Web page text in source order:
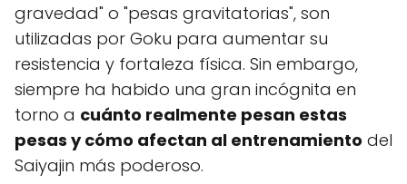
gravedad" o "pesas gravitatorias", son
utilizadas por Goku para aumentar su
resistencia y fortaleza física. Sin embargo,
siempre ha habido una gran incógnita en
torno a cuánto realmente pesan estas
pesas y cómo afectan al entrenamiento del
Saiyajin más poderoso.